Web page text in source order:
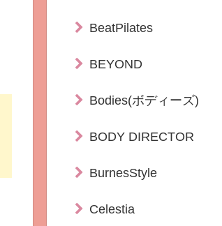
BeatPilates
BEYOND
Bodies(ボディーズ)
BODY DIRECTOR
BurnesStyle
Celestia